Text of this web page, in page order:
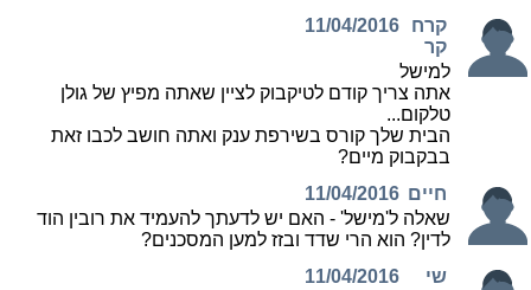
קרח
קר
11/04/2016
למישל
אתה צריך קודם לטיקבוק לציין שאתה מפיץ של גולן
טלקום...
הבית שלך קורס בשירפת ענק ואתה חושב לכבו זאת
בבקבוק מיים?
חיים 11/04/2016
שאלה ל'מישל' - האם יש לדעתך להעמיד את רובין הוד
לדין? הוא הרי שדד ובזז למען המסכנים?
שי
11/04/2016